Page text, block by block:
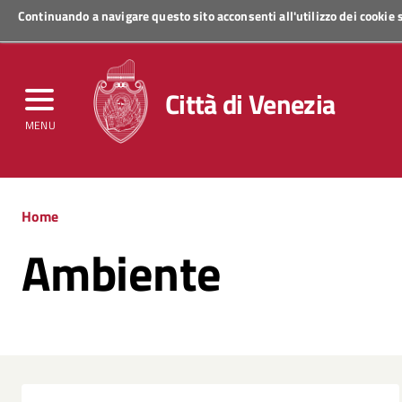
Continuando a navigare questo sito acconsenti all'utilizzo dei
MENU
Regione Veneto
Città di Venezia
Home
Ambiente